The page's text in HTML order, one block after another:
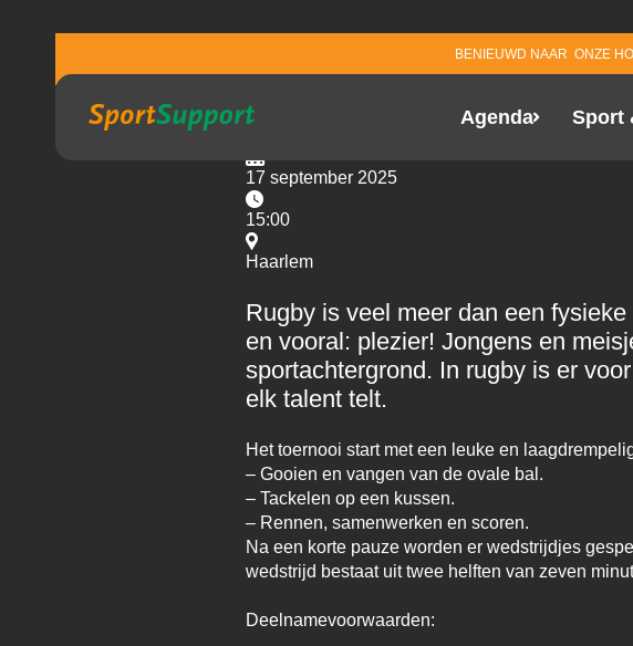
BENIEUWD NAAR ONZE
Agenda Sport
SCHOOLTOERNOOI
EN 8
17 september 2025
15:00
Haarlem
Rugby is veel meer dan een
en vooral: plezier! Jongens en
sportachtergrond. In rugby is er
elk talent telt.
Het toernooi start met een leuke en
– Gooien en vangen van de ovale bal.
– Tackelen op een kussen.
– Rennen, samenwerken en scoren.
Na een korte pauze worden er wedstrijdjes
wedstrijd bestaat uit twee helften van zeven
Deelnamevoorwaarden: